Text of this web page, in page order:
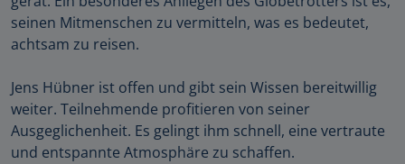
seinen Mitmenschen zu vermitteln, was es bedeutet,
achtsam zu reisen.
Jens Hübner ist offen und gibt sein Wissen bereitwillig
weiter. Teilnehmende profitieren von seiner
Ausgeglichenheit. Es gelingt ihm schnell, eine vertraute
und entspannte Atmosphäre zu schaffen.